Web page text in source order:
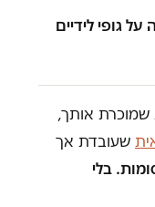
גופי לידיים
שמוכרת אותך,
שעובדת אך
בלי